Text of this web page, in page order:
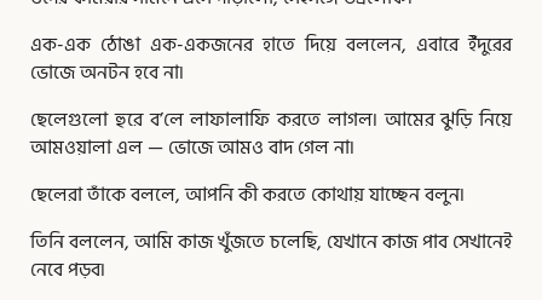
এক-এক ঠোঙা এক-একজনের হাতে দিয়ে বললেন, এবারে ইঁদুরের
ভােজে অনটন হবে না৷
ছেলেগুলাে হুরে ব’লে লাফালাফি করতে লাগল৷ আমের ঝুড়ি নিয়ে
আমওয়ালা এল — ভােজে আমও বাদ গেল না৷
ছেলেরা তাঁকে বললে, আপনি কী করতে কোথায় যাচ্ছেন বলুন৷
তিনি বললেন, আমি কাজ খুঁজতে চলেছি, যেখানে কাজ পাব সেখানেই
নেবে পড়ব৷